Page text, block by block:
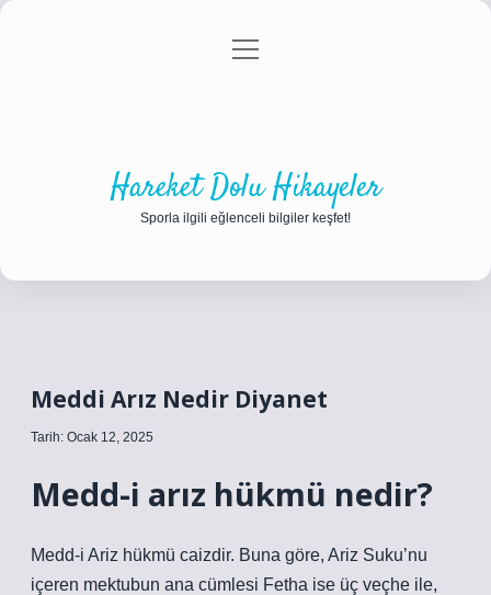
Gizlilik Politikası
menüyü
Hareket Dolu Hikayeler
Sporla ilgili eğlenceli bilgiler keşfet!
Meddi Arız Nedir Diyanet
Tarih: Ocak 12, 2025
Medd-i arız hükmü nedir?
Medd-i Ariz hükmü caizdir. Buna göre, Ariz Suku’nu
içeren mektubun ana cümlesi Fetha ise üç veçhe ile,